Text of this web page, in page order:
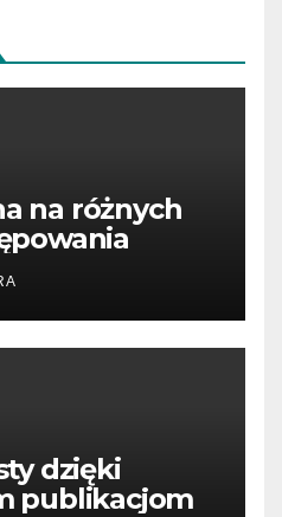
na różnych
dzięki
publikacjom